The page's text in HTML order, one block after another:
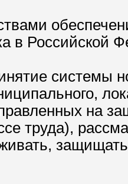
в Российской
системы
на
труда),